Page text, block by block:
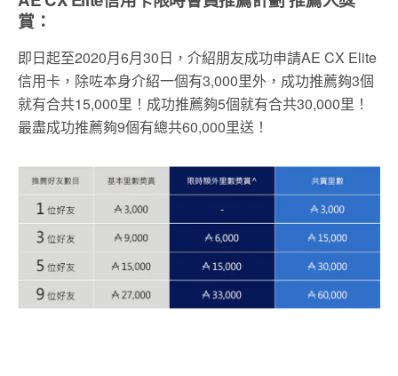
賞：
即日起至2020月6月30日，介紹朋友成功申請AE CX Elite
信用卡，除咗本身介紹一個有3,000里外，成功推薦夠3個
就有合共15,000里！成功推薦夠5個就有合共30,000里！
最盡成功推薦夠9個有總共60,000里送！